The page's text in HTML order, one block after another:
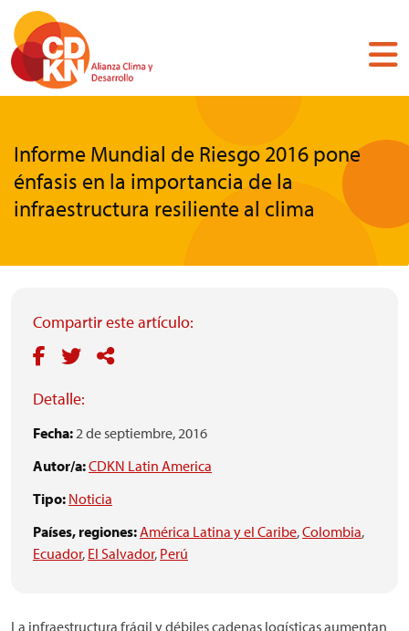
Pasar
contenido
principal
Informe Mundial de Riesgo 2016 pone
énfasis en la importancia de la
infraestructura resiliente al clima
Compartir este artículo:
Detalle:
Fecha:2 de septiembre, 2016
Autor/a:CDKN Latin America
Tipo: Noticia
Países, regiones:América Latina y el Caribe,Colombia,
Ecuador, El Salvador, Perú
La infraestructura frágil y débiles cadenas logísticas aumentan